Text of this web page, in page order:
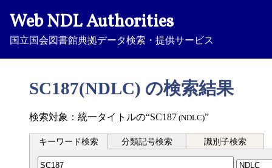
Web NDL Authorities
国立国会図書館典拠データ検索・提供サービス
SC187(NDLC) の検索結果
検索対象：統一タイトルの“SC187 (NDLC)”
キーワード検索 分類記号検索 識別子検索
分類記号検索